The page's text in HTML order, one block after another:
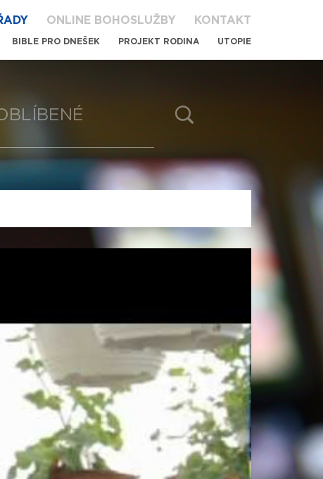
ONLINE BOHOSLUŽBY KONTAKT
BIBLE PRO DNEŠEK PROJEKT RODINA UTOPIE